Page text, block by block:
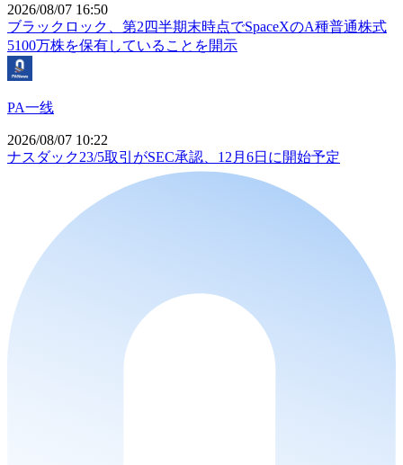
2026/08/07 16:50
ブラックロック、第2四半期末時点でSpaceXのA種普通株式
5100万株を保有していることを開示
PA一线
2026/08/07 10:22
ナスダック23/5取引がSEC承認、12月6日に開始予定